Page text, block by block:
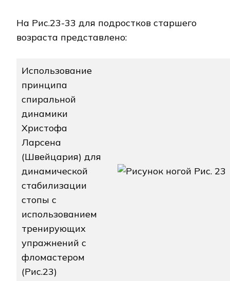
На Рис.23-33 для подростков старшего
возраста представлено:
Использование
принципа
спиральной
динамики
Христофа
Ларсена
(Швейцария) для
динамической
стабилизации
стопы с
использованием
тренирующих
упражнений с
фломастером
(Рис.23)
Рис. 23